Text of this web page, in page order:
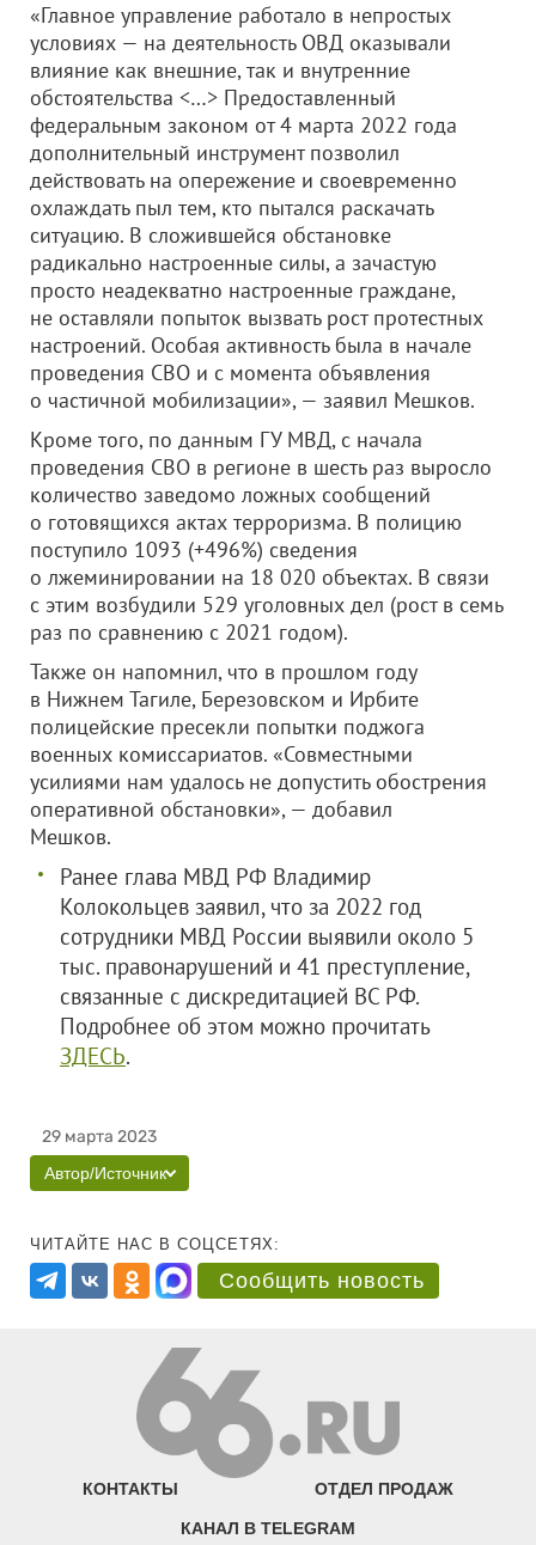
«Главное управление работало в непростых
условиях — на деятельность ОВД оказывали
влияние как внешние, так и внутренние
обстоятельства <…> Предоставленный
федеральным законом от 4 марта 2022 года
дополнительный инструмент позволил
действовать на опережение и своевременно
охлаждать пыл тем, кто пытался раскачать
ситуацию. В сложившейся обстановке
радикально настроенные силы, а зачастую
просто неадекватно настроенные граждане,
не оставляли попыток вызвать рост протестных
настроений. Особая активность была в начале
проведения СВО и с момента объявления
о частичной мобилизации», — заявил Мешков.
Кроме того, по данным ГУ МВД, с начала
проведения СВО в регионе в шесть раз выросло
количество заведомо ложных сообщений
о готовящихся актах терроризма. В полицию
поступило 1093 (+496%) сведения
о лжеминировании на 18 020 объектах. В связи
с этим возбудили 529 уголовных дел (рост в семь
раз по сравнению с 2021 годом).
Также он напомнил, что в прошлом году
в Нижнем Тагиле, Березовском и Ирбите
полицейские пресекли попытки поджога
военных комиссариатов. «Совместными
усилиями нам удалось не допустить обострения
оперативной обстановки», — добавил
Мешков.
Ранее глава МВД РФ Владимир
Колокольцев заявил, что за 2022 год
сотрудники МВД России выявили около 5
тыс. правонарушений и 41 преступление,
связанные с дискредитацией ВС РФ.
Подробнее об этом можно прочитать
ЗДЕСЬ.
29 марта 2023
Автор/Источник
ЧИТАЙТЕ НАС В СОЦСЕТЯХ:
Сообщить новость
КОНТАКТЫ ОТДЕЛ ПРОДАЖ
КАНАЛ В TELEGRAM